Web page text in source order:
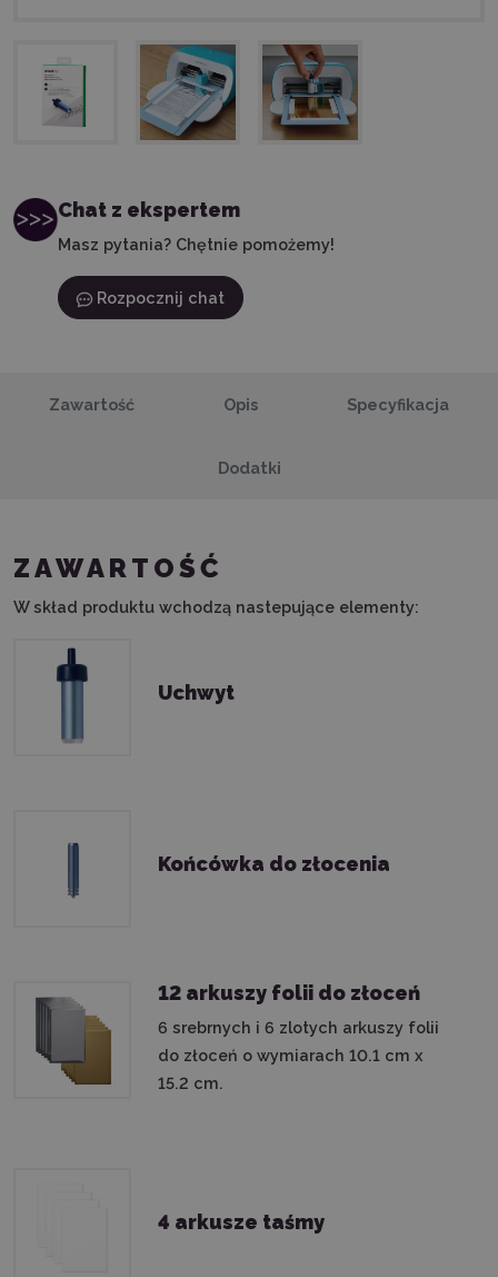
Chat z ekspertem
Masz pytania? Chętnie pomożemy!
Rozpocznij chat
Zawartość Opis Specyfikacja
Dodatki
ZAWARTOŚĆ
W skład produktu wchodzą nastepujące elementy:
Uchwyt
Końcówka do złocenia
12 arkuszy folii do złoceń
6 srebrnych i 6 zlotych arkuszy folii
do złoceń o wymiarach 10.1 cm x
15.2 cm.
4 arkusze taśmy